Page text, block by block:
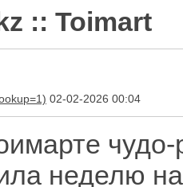
:: Toimart
02-02-2026 00:04
неделю